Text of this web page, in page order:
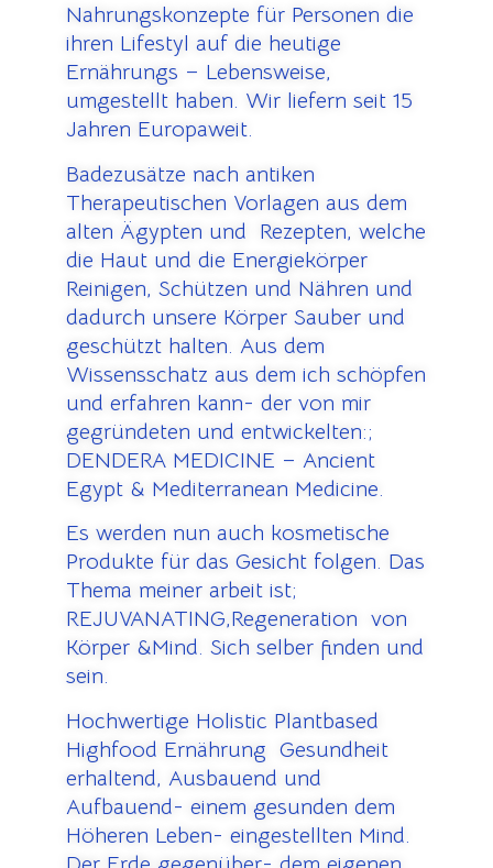
Nahrungskonzepte für Personen die
ihren Lifestyl auf die heutige
Ernährungs – Lebensweise,
umgestellt haben. Wir liefern seit 15
Jahren Europaweit.
Badezusätze nach antiken
Therapeutischen Vorlagen aus dem
alten Ägypten und Rezepten, welche
die Haut und die Energiekörper
Reinigen, Schützen und Nähren und
dadurch unsere Körper Sauber und
geschützt halten. Aus dem
Wissensschatz aus dem ich schöpfen
und erfahren kann- der von mir
gegründeten und entwickelten:;
DENDERA MEDICINE – Ancient
Egypt & Mediterranean Medicine.
Es werden nun auch kosmetische
Produkte für das Gesicht folgen. Das
Thema meiner arbeit ist;
REJUVANATING,Regeneration von
Körper &Mind. Sich selber finden und
sein.
Hochwertige Holistic Plantbased
Highfood Ernährung Gesundheit
erhaltend, Ausbauend und
Aufbauend- einem gesunden dem
Höheren Leben- eingestellten Mind.